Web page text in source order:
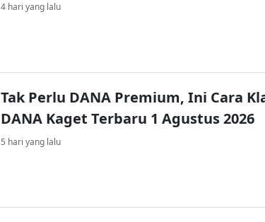
4 hari yang lalu
Tak Perlu DANA Premium, Ini Cara
DANA Kaget Terbaru 1 Agustus 2026
5 hari yang lalu